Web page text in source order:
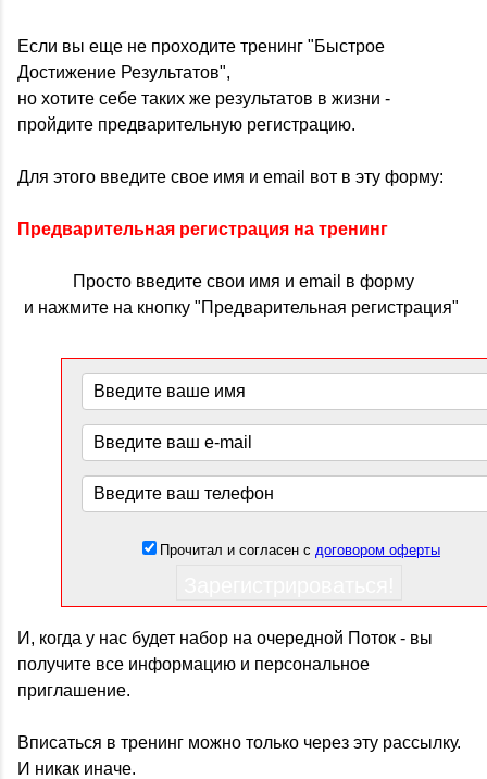
Если вы еще не проходите тренинг "Быстрое
Достижение Результатов",
но хотите себе таких же результатов в жизни -
пройдите предварительную регистрацию.
Для этого введите свое имя и email вот в эту форму:
Предварительная регистрация на тренинг
Просто введите свои имя и email в форму
и нажмите на кнопку "Предварительная регистрация"
И, когда у нас будет набор на очередной Поток - вы
получите все информацию и персональное
приглашение.
Вписаться в тренинг можно только через эту рассылку.
И никак иначе.